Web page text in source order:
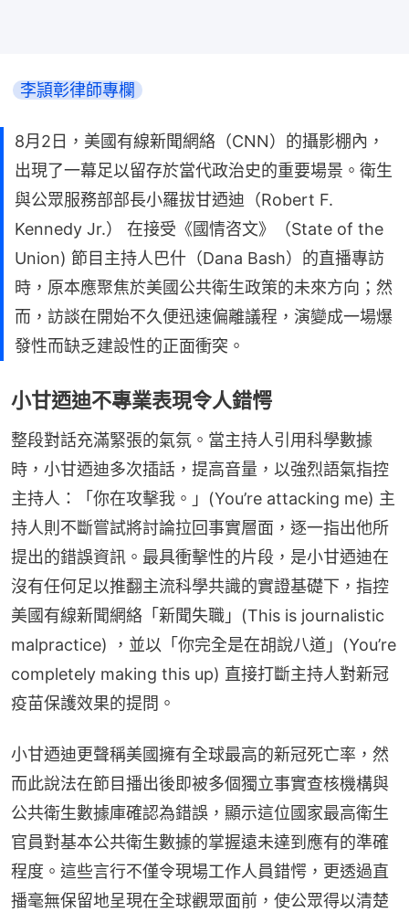
李頴彰律師專欄
8月2日，美國有線新聞網絡（CNN）的攝影棚內，
出現了一幕足以留存於當代政治史的重要場景。衛生
與公眾服務部部長小羅拔甘迺迪（Robert F.
Kennedy Jr.） 在接受《國情咨文》（State of the
Union) 節目主持人巴什（Dana Bash）的直播專訪
時，原本應聚焦於美國公共衛生政策的未來方向；然
而，訪談在開始不久便迅速偏離議程，演變成一場爆
發性而缺乏建設性的正面衝突。
小甘迺迪不專業表現令人錯愕
整段對話充滿緊張的氣氛。當主持人引用科學數據
時，小甘迺迪多次插話，提高音量，以強烈語氣指控
主持人：「你在攻擊我。」(You’re attacking me) 主
持人則不斷嘗試將討論拉回事實層面，逐一指出他所
提出的錯誤資訊。最具衝擊性的片段，是小甘迺迪在
沒有任何足以推翻主流科學共識的實證基礎下，指控
美國有線新聞網絡「新聞失職」(This is journalistic
malpractice) ，並以「你完全是在胡說八道」(You’re
completely making this up) 直接打斷主持人對新冠
疫苗保護效果的提問。
小甘迺迪更聲稱美國擁有全球最高的新冠死亡率，然
而此說法在節目播出後即被多個獨立事實查核機構與
公共衛生數據庫確認為錯誤，顯示這位國家最高衛生
官員對基本公共衛生數據的掌握遠未達到應有的準確
程度。這些言行不僅令現場工作人員錯愕，更透過直
播毫無保留地呈現在全球觀眾面前，使公眾得以清楚